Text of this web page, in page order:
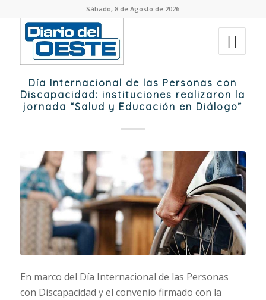
Sábado, 8 de Agosto de 2026
Día Internacional de las Personas con
Discapacidad: instituciones realizaron la
jornada “Salud y Educación en Diálogo”
En marco del Día Internacional de las Personas
con Discapacidad y el convenio firmado con la